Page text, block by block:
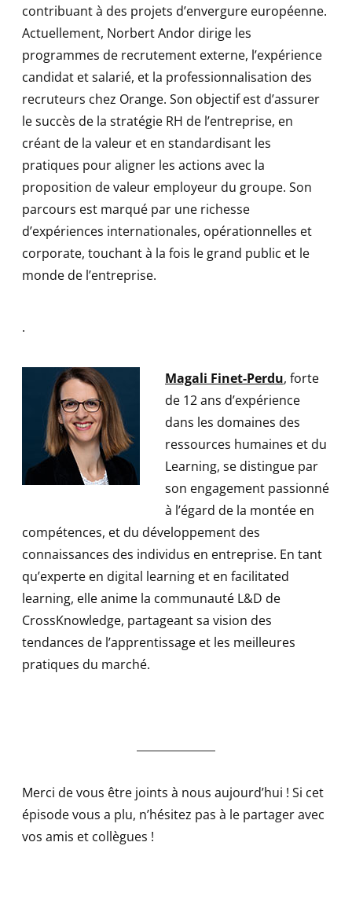
contribuant à des projets d’envergure européenne.
Actuellement, Norbert Andor dirige les
programmes de recrutement externe, l’expérience
candidat et salarié, et la professionnalisation des
recruteurs chez Orange. Son objectif est d’assurer
le succès de la stratégie RH de l’entreprise, en
créant de la valeur et en standardisant les
pratiques pour aligner les actions avec la
proposition de valeur employeur du groupe. Son
parcours est marqué par une richesse
d’expériences internationales, opérationnelles et
corporate, touchant à la fois le grand public et le
monde de l’entreprise.
.
Magali Finet-Perdu, forte
de 12 ans d’expérience
dans les domaines des
ressources humaines et du
Learning, se distingue par
son engagement passionné
à l’égard de la montée en
compétences, et du développement des
connaissances des individus en entreprise. En tant
qu’experte en digital learning et en facilitated
learning, elle anime la communauté L&D de
CrossKnowledge, partageant sa vision des
tendances de l’apprentissage et les meilleures
pratiques du marché.
Merci de vous être joints à nous aujourd’hui ! Si cet
épisode vous a plu, n’hésitez pas à le partager avec
vos amis et collègues !